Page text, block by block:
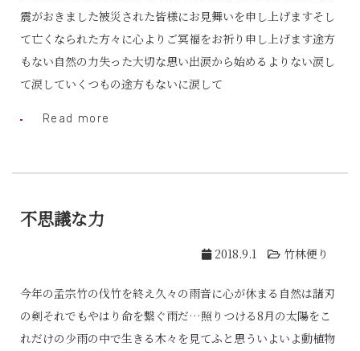
震がおきました被災された皆様にお見舞いを申し上げますそし
て亡くなられた方々に心よりご冥福をお祈り申し上げます途方
もない自然の力失った大切な思い出涙から始めるよりない涙し
て涙していくつもの途方もないに涙して
Read more
不思議な力
2018.9.1 竹林便り
今年の孟宗竹の伐竹を終え久々の雨音に心が休まる自然は諸刃
の剣それでもやはり命を繋ぐ雨だ…照りつける8月の太陽をこ
れだけの少雨の中で生きる木々を見てふと思ういよいよ動植物